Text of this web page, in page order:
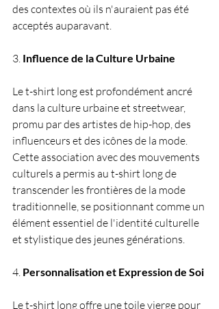
des contextes où ils n'auraient pas été
acceptés auparavant.
3. Influence de la Culture Urbaine
Le t-shirt long est profondément ancré
dans la culture urbaine et streetwear,
promu par des artistes de hip-hop, des
influenceurs et des icônes de la mode.
Cette association avec des mouvements
culturels a permis au t-shirt long de
transcender les frontières de la mode
traditionnelle, se positionnant comme un
élément essentiel de l'identité culturelle
et stylistique des jeunes générations.
4. Personnalisation et Expression de Soi
Le t-shirt long offre une toile vierge pour